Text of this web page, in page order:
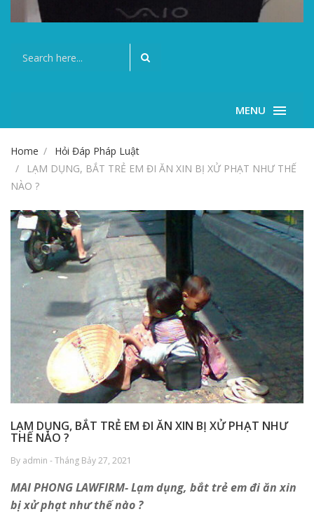
MENU
Home
Hỏi Đáp Pháp Luật
LẠM DỤNG, BẮT TRẺ EM ĐI ĂN XIN BỊ XỬ PHẠT NHƯ THẾ
NÀO ?
LẠM DỤNG, BẮT TRẺ EM ĐI ĂN XIN BỊ XỬ PHẠT NHƯ
THẾ NÀO ?
By admin - Tháng Bảy 27, 2021
MAI PHONG LAWFIRM-Lạm dụng, bắt trẻ em đi ăn xin
bị xử phạt như thế nào ?